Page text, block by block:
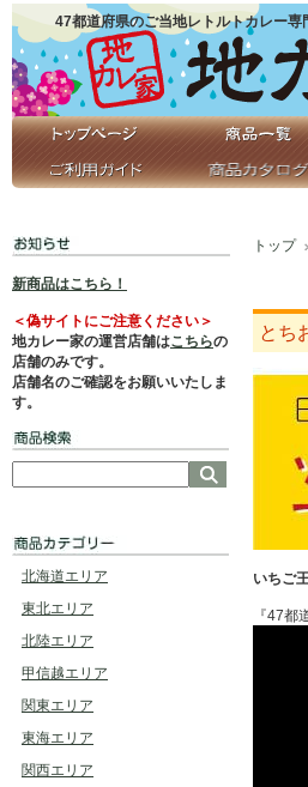
47都道府県のご当地レトルトカレー専門
新商品はこちら！
＜偽サイトにご注意ください＞
地カレー家の運営店舗はこちらの
店舗のみです。
店舗名のご確認をお願いいたしま
す。
北海道エリア
東北エリア
北陸エリア
甲信越エリア
関東エリア
東海エリア
関西エリア
トップ
とち
いちご
『47